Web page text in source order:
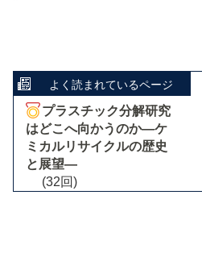
よく読まれているページ
プラスチック分解研究
はどこへ向かうのか―ケ
ミカルリサイクルの歴史
と展望―
(32回)